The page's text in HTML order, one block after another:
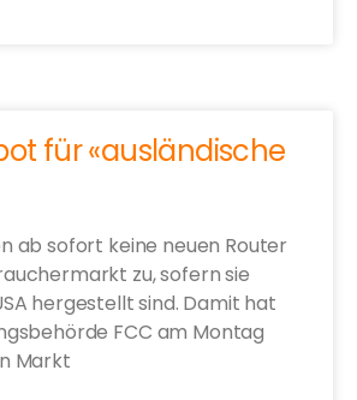
für «ausländische
ab sofort keine neuen Router
zu, sofern sie
hergestellt sind. Damit hat
FCC am Montag
Markt